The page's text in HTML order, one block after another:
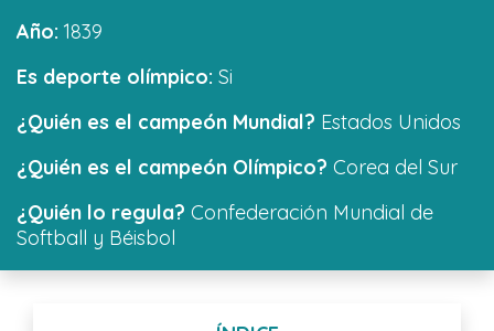
Año: 1839
Es deporte olímpico: Si
¿Quién es el campeón Mundial? Estados Unidos
¿Quién es el campeón Olímpico? Corea del Sur
¿Quién lo regula? Confederación Mundial de
Softball y Béisbol